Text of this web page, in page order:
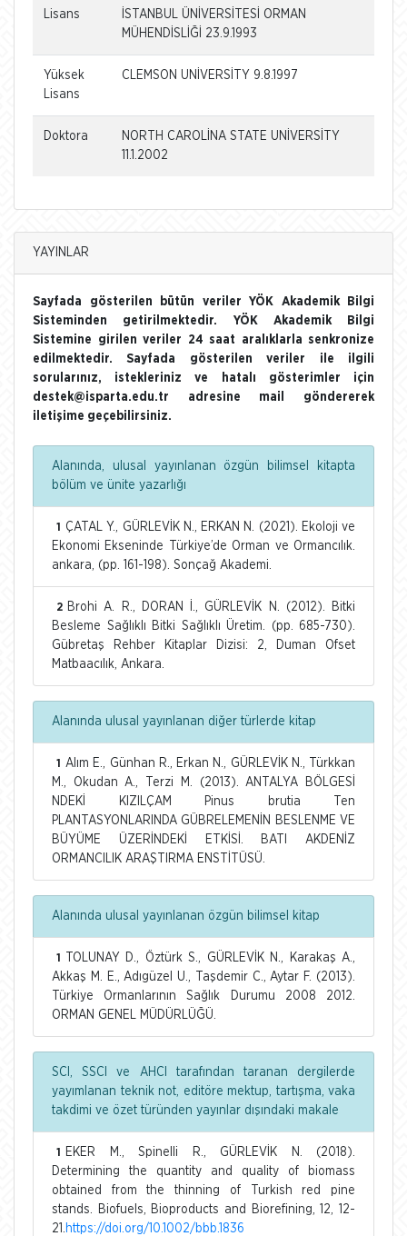
Lisans
İSTANBUL ÜNİVERSİTESİ ORMAN
MÜHENDİSLİĞİ 23.9.1993
Yüksek
Lisans
CLEMSON UNİVERSİTY 9.8.1997
Doktora
NORTH CAROLİNA STATE UNİVERSİTY
11.1.2002
YAYINLAR
Sayfada gösterilen bütün veriler YÖK Akademik Bilgi
Sisteminden getirilmektedir. YÖK Akademik Bilgi
Sistemine girilen veriler 24 saat aralıklarla senkronize
edilmektedir. Sayfada gösterilen veriler ile ilgili
sorularınız, istekleriniz ve hatalı gösterimler için
destek@isparta.edu.tr adresine mail göndererek
iletişime geçebilirsiniz.
Alanında, ulusal yayınlanan özgün bilimsel kitapta
bölüm ve ünite yazarlığı
1
ÇATAL Y., GÜRLEVİK N., ERKAN N. (2021). Ekoloji ve
Ekonomi Ekseninde Türkiye’de Orman ve Ormancılık.
ankara, (pp. 161-198). Sonçağ Akademi.
2 Brohi A. R., DORAN İ., GÜRLEVİK N. (2012). Bitki
Besleme Sağlıklı Bitki Sağlıklı Üretim. (pp. 685-730).
Gübretaş Rehber Kitaplar Dizisi: 2, Duman Ofset
Matbaacılık, Ankara.
Alanında ulusal yayınlanan diğer türlerde kitap
1
Alım E., Günhan R., Erkan N., GÜRLEVİK N., Türkkan
M., Okudan A., Terzi M. (2013). ANTALYA BÖLGESİ
NDEKİ KIZILÇAM Pinus brutia Ten
PLANTASYONLARINDA GÜBRELEMENİN BESLENME VE
BÜYÜME ÜZERİNDEKİ ETKİSİ. BATI AKDENİZ
ORMANCILIK ARAŞTIRMA ENSTİTÜSÜ.
Alanında ulusal yayınlanan özgün bilimsel kitap
1
TOLUNAY D., Öztürk S., GÜRLEVİK N., Karakaş A.,
Akkaş M. E., Adıgüzel U., Taşdemir C., Aytar F. (2013).
Türkiye Ormanlarının Sağlık Durumu 2008 2012.
ORMAN GENEL MÜDÜRLÜĞÜ.
SCI, SSCI ve AHCI tarafından taranan dergilerde
yayımlanan teknik not, editöre mektup, tartışma, vaka
takdimi ve özet türünden yayınlar dışındaki makale
1
EKER M., Spinelli R., GÜRLEVİK N. (2018).
Determining the quantity and quality of biomass
obtained from the thinning of Turkish red pine
stands. Biofuels, Bioproducts and Biorefining, 12, 12-
21. https://doi.org/10.1002/bbb.1836